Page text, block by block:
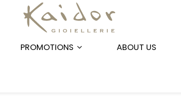
PROMOTIONS ABOUT US